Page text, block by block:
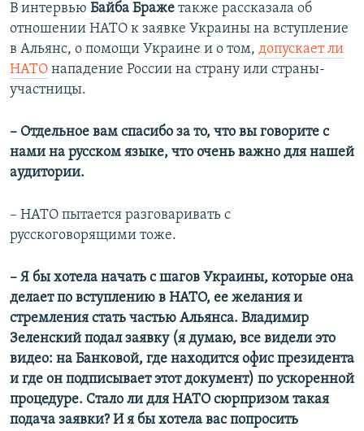
В интервью Байба Браже также рассказала об
отношении НАТО к заявке Украины на вступление
в Альянс, о помощи Украине и о том, допускает ли
НАТО нападение России на страну или страны-
участницы.
– Отдельное вам спасибо за то, что вы говорите с
нами на русском языке, что очень важно для нашей
аудитории.
– НАТО пытается разговаривать с
русскоговорящими тоже.
– Я бы хотела начать с шагов Украины, которые она
делает по вступлению в НАТО, ее желания и
стремления стать частью Альянса. Владимир
Зеленский подал заявку (я думаю, все видели это
видео: на Банковой, где находится офис президента
и где он подписывает этот документ) по ускоренной
процедуре. Стало ли для НАТО сюрпризом такая
подача заявки? И я бы хотела вас попросить